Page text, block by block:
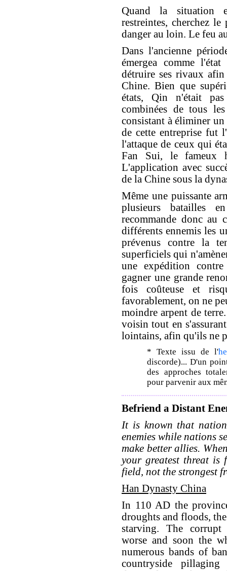
Quand la situation
restreintes, cherchez
danger au loin. Le feu
Dans l'ancienne
émergea comme
détruire ses rivaux
Chine. Bien que
états, Qin n'était
combinées de tous
consistant à éliminer
de cette entreprise fut
l'attaque de ceux qui
Fan Sui, le fameux
L'application avec
de la Chine sous la
Même une puissante
plusieurs batailles
recommande donc au
différents ennemis les
prévenus contre la
superficiels qui
une expédition
gagner une grande
fois coûteuse et
favorablement, on ne
moindre arpent de
voisin tout en
lointains, afin qu'ils ne
* Texte issu de l'
discorde)... D'un
des approches
pour parvenir aux
Befriend a Distant
It is known that
enemies while nations
make better allies.
your greatest threat is
field, not the strongest
Han Dynasty China
In 110 AD the
droughts and floods,
starving. The corrupt
worse and soon the
numerous bands of
countryside